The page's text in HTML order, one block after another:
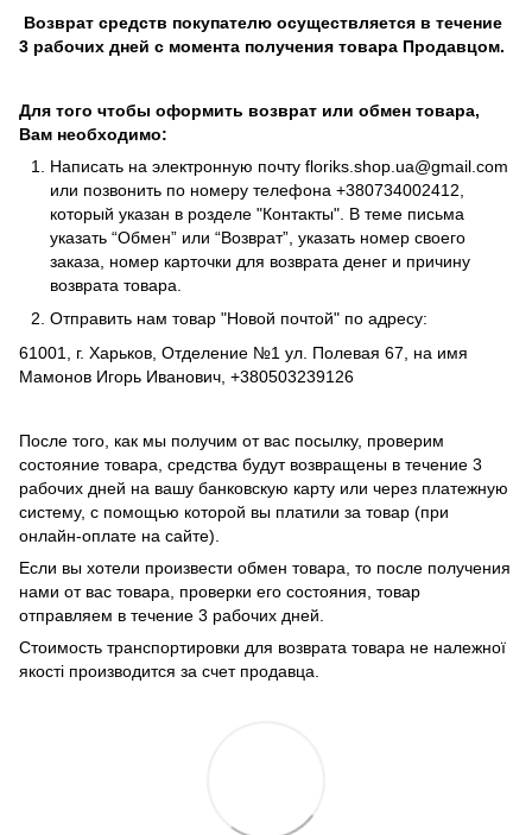
Возврат средств покупателю осуществляется в течение
3 рабочих дней с момента получения товара Продавцом.
Для того чтобы оформить возврат или обмен товара,
Вам необходимо:
Написать на электронную почту floriks.shop.ua@gmail.com
или позвонить по номеру телефона +380734002412
который указан в розделе "Контакты" . В теме письма
указать “Обмен” или “Возврат”, указать номер своего
заказа, номер карточки для возврата денег и причину
возврата товара.
Отправить нам товар "Новой почтой" по адресу:
61001, г. Харьков, Отделение №1 ул. Полевая 67, на имя
Мамонов Игорь Иванович, +380503239126
После того, как мы получим от вас посылку, проверим
состояние товара, средства будут возвращены в течение 3
рабочих дней на вашу банковскую карту или через платежную
систему, с помощью которой вы платили за товар (при
онлайн-оплате на сайте).
Если вы хотели произвести обмен товара, то после получения
нами от вас товара, проверки его состояния, товар
отправляем в течение 3 рабочих дней.
Стоимость транспортировки для возврата товара не належної
якості производится за счет продавца.